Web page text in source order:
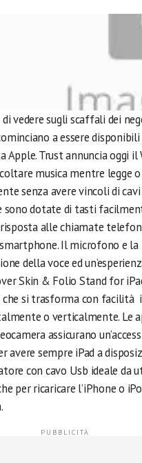
vedere sugli scaffali dei
a essere
Apple. Trust annuncia oggi
musica mentre legge
senza avere vincoli di cavi
sono dotate di tasti
alle chiamate
Il microfono e
della voce ed
Skin & Folio Stand for
che si trasforma con
o verticalmente. Le
assicurano
avere sempre iPad a
con cavo Usb ideale da
per ricaricare l’iPhone o